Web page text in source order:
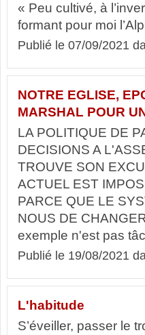
« Peu cultivé, à
formant pour moi
Publié le 07/09/2021
NOTRE EGLISE,
MARSHAL POUR
LA POLITIQUE DE
DECISIONS A
TROUVE SON
ACTUEL EST
PARCE QUE LE
NOUS DE
exemple n'est pas
Publié le 19/08/2021
L'habitude
S’éveiller, passer le